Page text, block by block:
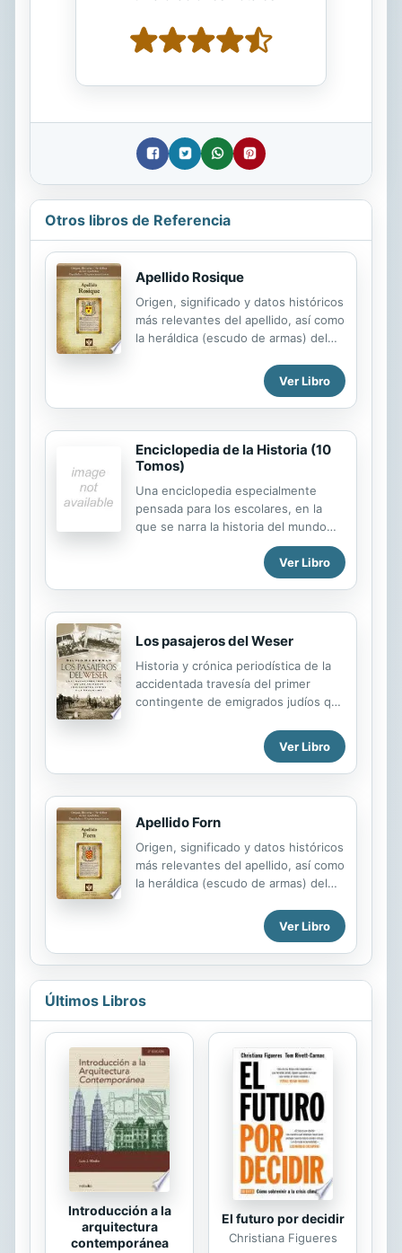
Otros libros de Referencia
Apellido Rosique
Origen, significado y datos históricos
más relevantes del apellido, así como
la heráldica (escudo de armas) del
edición de todas nuestras láminas
nos regimos por un estricto
protocolo cuya finalidad es la de
garantizar la veracidad y utilidad de la
información. Incluye descripción y
simbolismo de los principales
heráldicas.
Ver Libro
Enciclopedia de la Historia (10
Tomos)
Una enciclopedia especialmente
pensada para los escolares, en la
que se narra la historia del mundo
desde las primeras manifestaciones
humanas y culturales hasta nuestros
días. Esta importante obra de
mundo a través de brillantes e
informativos gráficos, cuadros de
cronologías e ilustraciones y
fotografías en color.
Ver Libro
Los pasajeros del Weser
Historia y crónica periodística de la
accidentada travesía del primer
contingente de emigrados judíos que
Argentina huyendo de las
persecuciones étnicas a fines del
siglo 19 y de su inserción en el país.
Ver Libro
Apellido Forn
Origen, significado y datos históricos
más relevantes del apellido, así como
la heráldica (escudo de armas) del
edición de todas nuestras láminas
nos regimos por un estricto
protocolo cuya finalidad es la de
simbolismo de los principales
heráldicas.
Ver Libro
Últimos Libros
Introducción a la
arquitectura
contemporánea
El futuro por decidir
Christiana Figueres